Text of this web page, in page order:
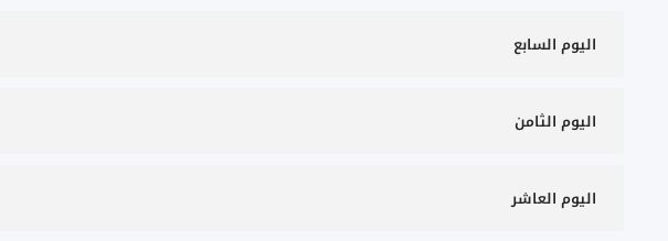
اليوم السابع
اليوم الثامن
اليوم العاشر